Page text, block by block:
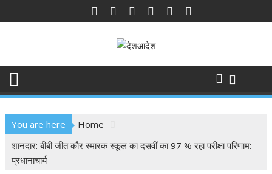
to
You are here
Home
शानदार: बीबी जीत कौर स्मारक स्कूल का दसवीं का 97 % रहा परीक्षा परिणाम:
प्रधानाचार्य